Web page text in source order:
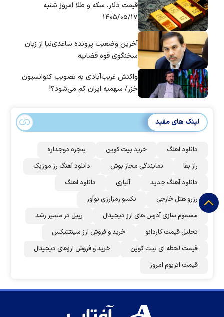
قیمت دلار، سکه و طلا امروز شنبه
۱۴۰۵/۰۵/۱۷
آخرین وضعیت پرونده ساعدی‌نیا از زبان
سخنگوی قوه قضاییه
واکنش غریب‌آبادی به تصویب کنوانسیون
خزر/ سهمیه ایران کم می‌شود؟!
لینک های مفید
دانلود اهنگ خرید بیت کوین
پنجره دوجداره
راز بقا
نمایندگی مجاز بوش
دانلود آهنگ رز‌ موزیک
دانلود آهنگ جدید
آلپاری
دانلود اهنگ
رزرو هتل خارجی
نکسو رمزارزی نوآور
مسموم سازی آدرس های ارز دیجیتال
ریپل در مسیر رشد
تحلیل قیمت کاردانو
خرید و فروش ارز سینتتیکس
قیمت لحظه ای بیت کوین
خرید و فروش ارزهای دیجیتال
قیمت اتریوم امروز